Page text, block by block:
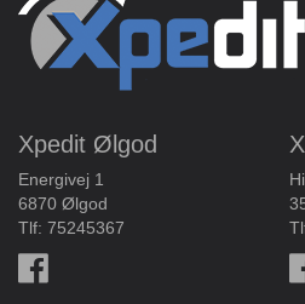
Xpedit Ølgod
Energivej 1
6870 Ølgod
Tlf: 75245367